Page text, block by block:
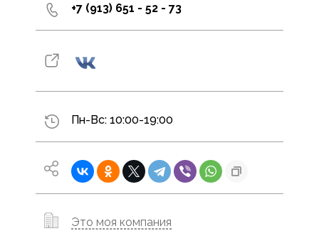
+7 (913) 651 - 52 - 73
Пн-Вс: 10:00-19:00
Это моя компания